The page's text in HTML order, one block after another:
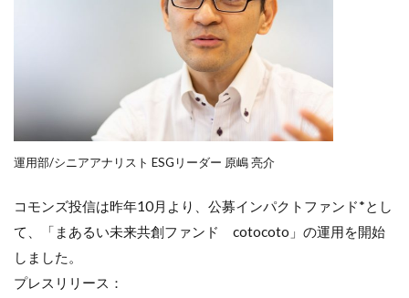
運用部/シニアアナリスト ESGリーダー 原嶋 亮介
コモンズ投信は昨年10月より、公募インパクトファンド*とし
て、「まあるい未来共創ファンド cotocoto」の運用を開始
しました。
プレスリリース：